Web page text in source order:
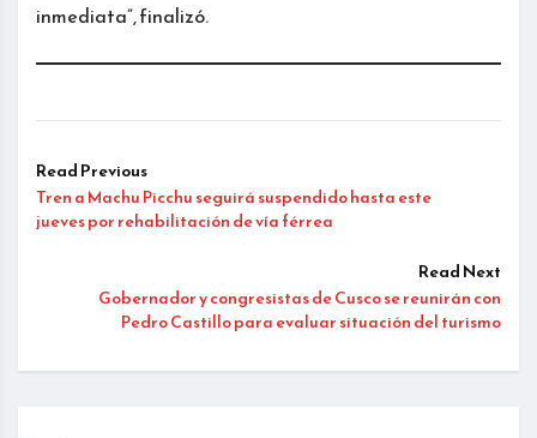
inmediata”, finalizó.
Read Previous
Tren a Machu Picchu seguirá suspendido hasta este
jueves por rehabilitación de vía férrea
Read Next
Gobernador y congresistas de Cusco se reunirán con
Pedro Castillo para evaluar situación del turismo